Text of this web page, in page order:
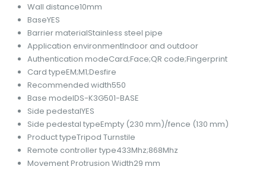
Wall distance10mm
BaseYES
Barrier materialStainless steel pipe
Application environmentIndoor and outdoor
Authentication modeCard;Face;QR code;Fingerprint
Card typeEM;M1;Desfire
Recommended width550
Base modelDS-K3G501-BASE
Side pedestalYES
Side pedestal typeEmpty (230 mm)/fence (130 mm)
Product typeTripod Turnstile
Remote controller type433Mhz;868Mhz
Movement Protrusion Width29 mm